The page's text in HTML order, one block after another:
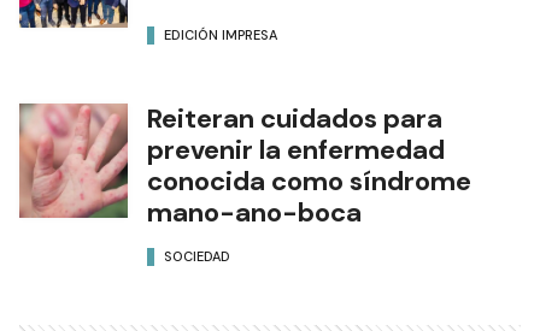
EDICIÓN IMPRESA
Reiteran cuidados para
prevenir la enfermedad
conocida como síndrome
mano-ano-boca
SOCIEDAD